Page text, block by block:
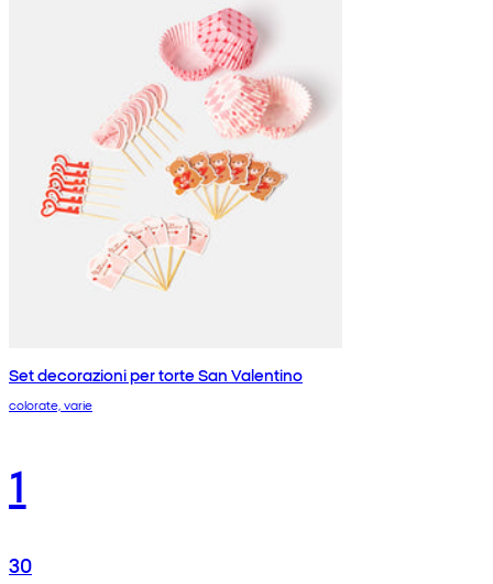
Set decorazioni per torte San Valentino
colorate, varie
1
30